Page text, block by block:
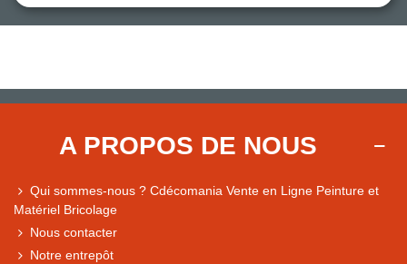
A PROPOS DE NOUS
Qui sommes-nous ? Cdécomania Vente en Ligne Peinture et
Matériel Bricolage
Nous contacter
Notre entrepôt